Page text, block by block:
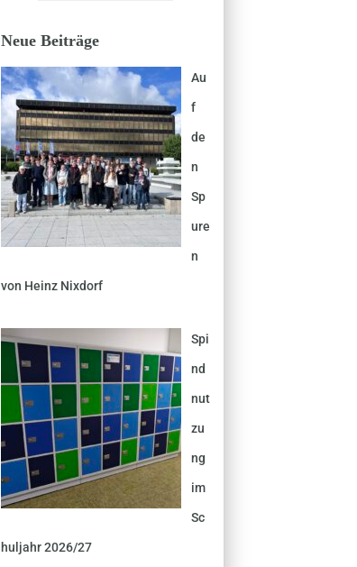
Neue Beiträge
Au
f
de
n
Sp
ure
n
von Heinz Nixdorf
Spi
nd
nut
zu
ng
im
Sc
huljahr 2026/27